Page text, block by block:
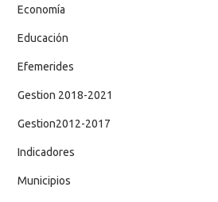
Economía
Educación
Efemerides
Gestion 2018-2021
Gestion2012-2017
Indicadores
Municipios